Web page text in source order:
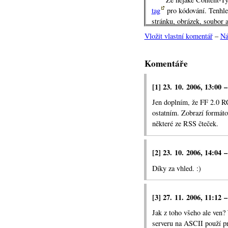
tag
pro kódování.
stránku, obrázek, soubor
mu posílá (zda obrázek,
(například zda u
Nastavit správné
text/plain, zobrazí se mi
bude se prohlížeč ptát,
Problém u blogů na
formát XML, logicky se
application/xml, ale to je
application/rss+xml,
s tím neví rady a nabízí
přeptá, nicméně soubor
Typ application/
Vložit vlastní komentář–
Komentáře
[1] 23. 10. 2006, 13:00 –
Jen doplním, že FF 2.0
ostatním. Zobrazí
některé ze RSS čteček.
[2] 23. 10. 2006, 14:04 –
Díky za vhled. :)
[3] 27. 11. 2006, 11:12 –
Jak z toho všeho ale
serveru na ASCII použí